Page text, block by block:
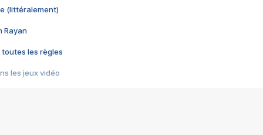
(littéralement)
Rayan
toutes les règles
les jeux vidéo